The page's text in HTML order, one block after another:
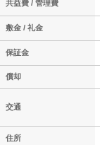
共益費 / 管理費
敷金 / 礼金
保証金
償却
交通
住所